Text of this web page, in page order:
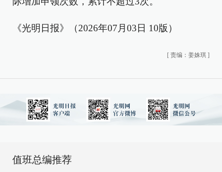
《光明日报》（2026年07月03日 10版）
[ 责编：姜姝琪 ]
值班总编推荐